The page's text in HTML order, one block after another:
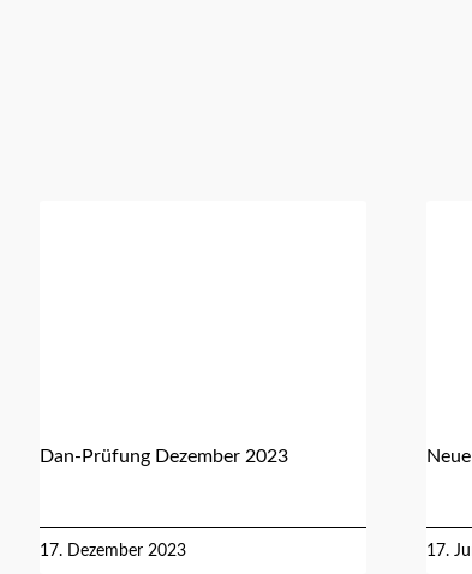
Dan-Prüfung Dezember 2023
17. Dezember 2023 17.